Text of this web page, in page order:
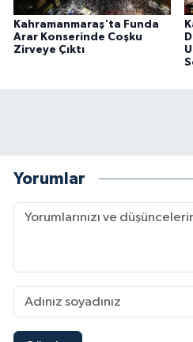
Kahramanmaraş'ta Funda
Arar Konserinde Coşku
Zirveye Çıktı
Yorumlar